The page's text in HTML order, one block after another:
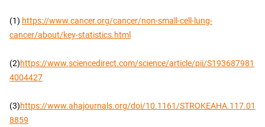
(1) https://www.cancer.org/cancer/non-small-cell-lung-
cancer/about/key-statistics.html
(2)https://www.sciencedirect.com/science/article/pii/S193687981
4004427
(3)https://www.ahajournals.org/doi/10.1161/STROKEAHA.117.01
8859